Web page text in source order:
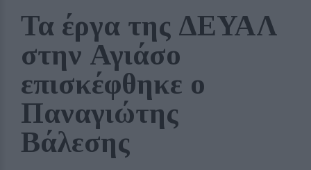
Τα έργα της ΔΕΥΑΛ
στην Αγιάσο
επισκέφθηκε ο
Παναγιώτης
Βάλεσης